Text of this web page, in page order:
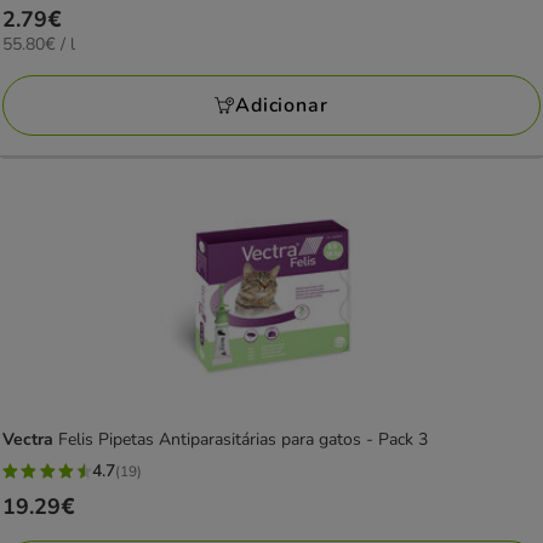
estrelas
com
7
avaliações
Preço
2.79€
2.79€
55.80€
L
55.80€ / l
Adicionar
Vectra Felis Pipetas Antiparasitárias para gatos - Pack 3
4.7
estrelas
4.7(19)
Preço
19.29€
19.29€